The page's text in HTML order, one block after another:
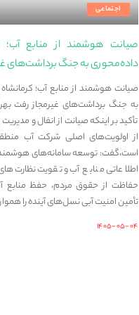
اجتماعی
صیانت هوشمند از منابع آب؛
داده‌محوری به جنگ برداشت‌های
صیانت هوشمند از منابع آب؛
به جنگ برداشت‌های غیرمجاز رفت
تأکید بر اینکه صیانت از انفال و مدیریت
از اولویت‌های اصلی شرکت آب
است،گفت: توسعه سامانه‌های
اطلاعاتی منابع آب و تقویت
حفاظت از حقوق مردم، حفظ منابع
تأمین امنیت آبی نسل‌های آینده را
۱۴۰۵-۰۵-۰۴